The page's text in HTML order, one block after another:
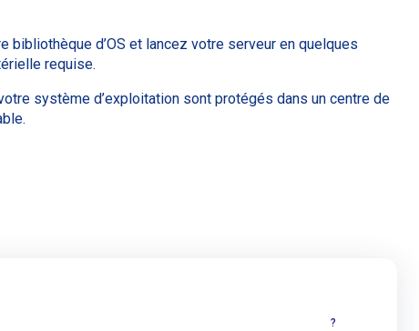
d’OS et lancez votre serveur en quelques
requise.
système d’exploitation sont protégés dans un centre de
?